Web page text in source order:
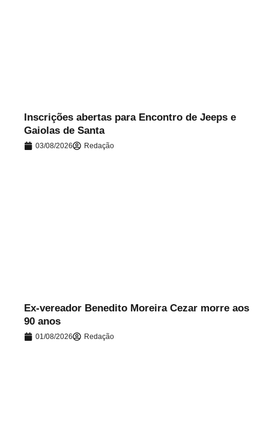
Inscrições abertas para Encontro de Jeeps e
Gaiolas de Santa
03/08/2026 Redação
Ex-vereador Benedito Moreira Cezar morre aos
90 anos
01/08/2026 Redação